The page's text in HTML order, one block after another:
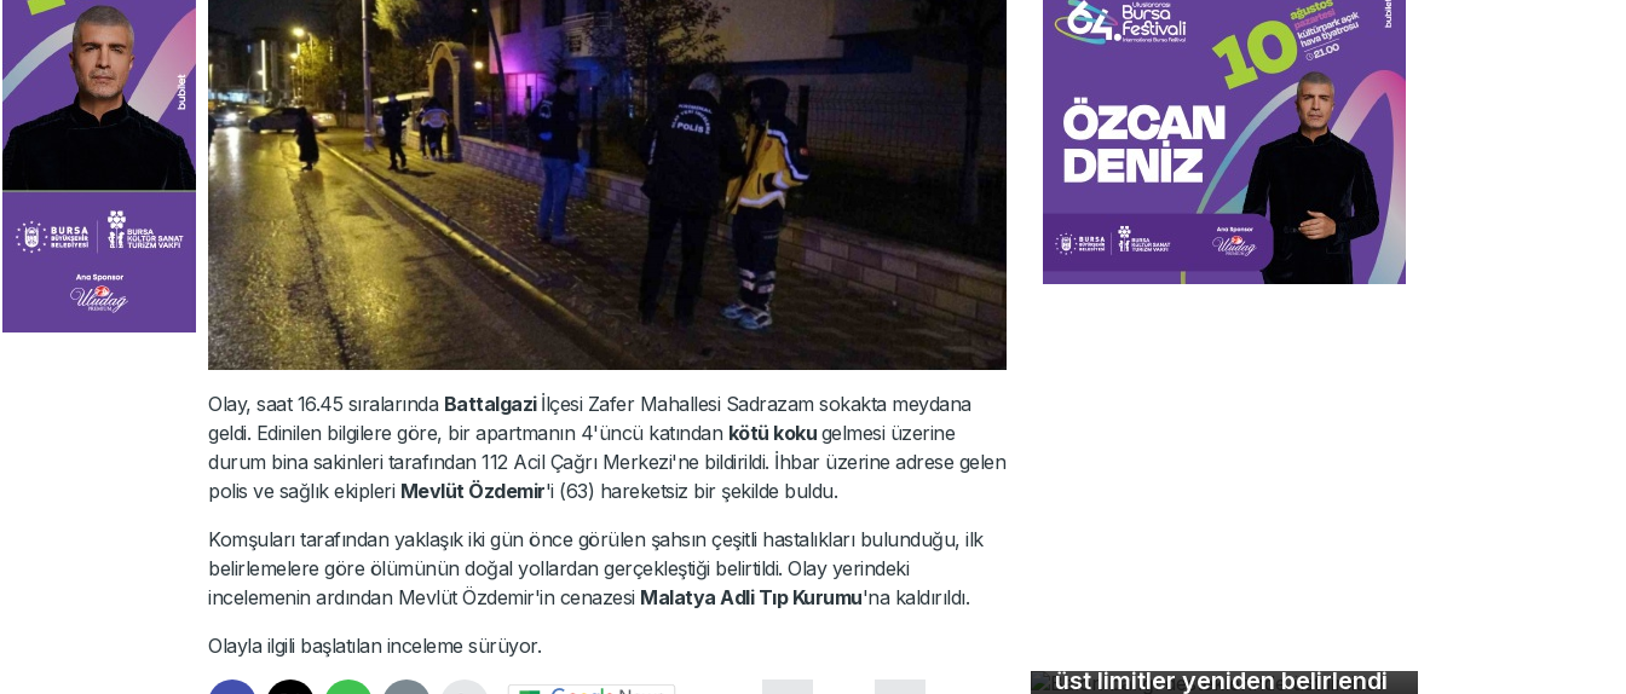
Olay, saat 16.45 sıralarında Battalgazi İlçesi Zafer Mahallesi Sadrazam sokakta meydana
geldi. Edinilen bilgilere göre, bir apartmanın 4'üncü katından kötü koku gelmesi üzerine
durum bina sakinleri tarafından 112 Acil Çağrı Merkezi'ne bildirildi. İhbar üzerine adrese gelen
polis ve sağlık ekipleri Mevlüt Özdemir'i (63) hareketsiz bir şekilde buldu.
Komşuları tarafından yaklaşık iki gün önce görülen şahsın çeşitli hastalıkları bulunduğu, ilk
belirlemelere göre ölümünün doğal yollardan gerçekleştiği belirtildi. Olay yerindeki
incelemenin ardından Mevlüt Özdemir'in cenazesi Malatya Adli Tıp Kurumu'na kaldırıldı.
Olayla ilgili başlatılan inceleme sürüyor.
üst limitler yeniden belirlendi